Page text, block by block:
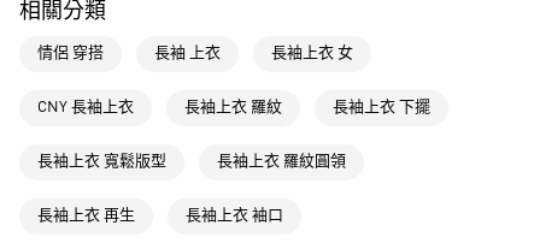
付款後全家取貨
每筆NT$80，滿NT$1,500(含以上)免運費
萊爾富取貨付款
每筆NT$80，滿NT$1,500(含以上)免運費
相關分類
情侶 穿搭 長袖 上衣 長袖上衣 女
CNY 長袖上衣 長袖上衣 羅紋 長袖上衣 下擺
長袖上衣 寬鬆版型 長袖上衣 羅紋圓領
長袖上衣 再生 長袖上衣 袖口